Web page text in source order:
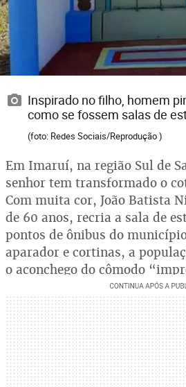
Inspirado no filho, homem
como se fossem salas de
(foto: Redes Sociais/Reprodução )
Em Imaruí, na região Sul de
senhor tem transformado o
Com muita cor, João Batista
de 60 anos, recria a sala de
pontos de ônibus do
aparador e cortinas, a
o aconchego do cômodo